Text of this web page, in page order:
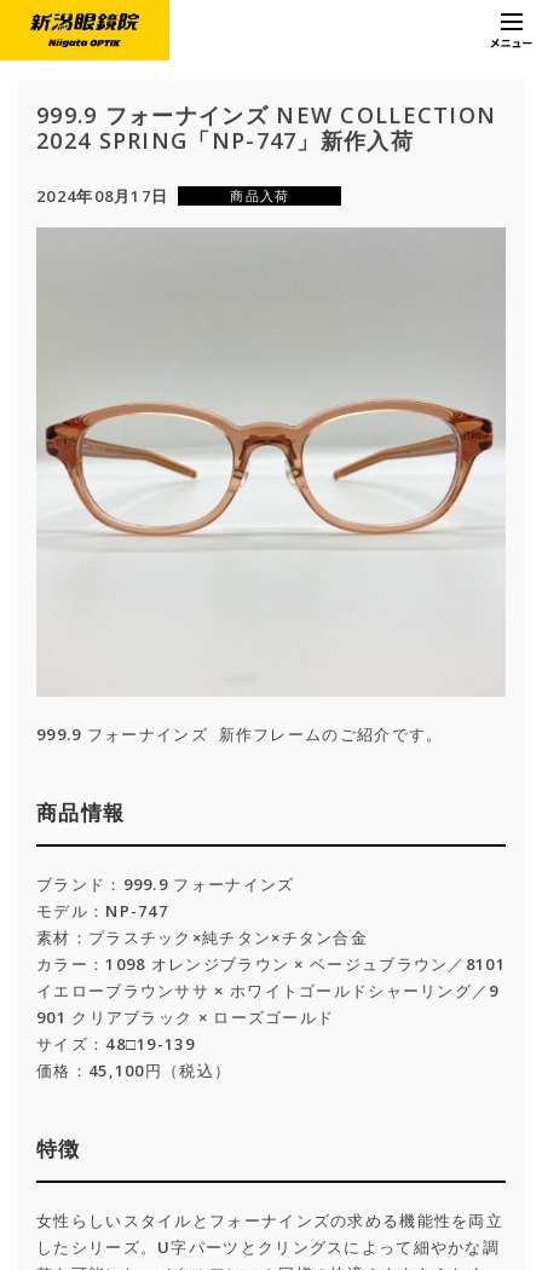
999.9 フォーナインズ NEW COLLECTION
2024 SPRING「NP-747」新作入荷
2024年08月17日 商品入荷
999.9 フォーナインズ 新作フレームのご紹介です。
商品情報
ブランド：999.9 フォーナインズ
モデル：NP-747
素材：プラスチック×純チタン×チタン合金
カラー：1098 オレンジブラウン × ベージュブラウン／8101
イエローブラウンササ × ホワイトゴールドシャーリング／9
901 クリアブラック × ローズゴールド
サイズ：48□19-139
価格：45,100円（税込）
特徴
女性らしいスタイルとフォーナインズの求める機能性を両立
したシリーズ。U字パーツとクリングスによって細やかな調